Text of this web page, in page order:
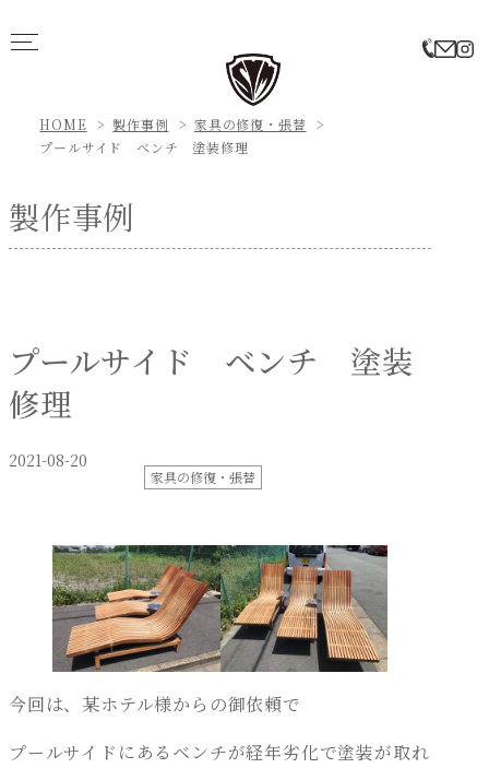
HOME 製作事例
家具の修復・張替
プールサイド ベンチ 塗装修理
製作事例
プールサイド ベンチ 塗装
修理
2021-08-20
家具の修復・張替
今回は、某ホテル様からの御依頼で
プールサイドにあるベンチが経年劣化で塗装が取れ